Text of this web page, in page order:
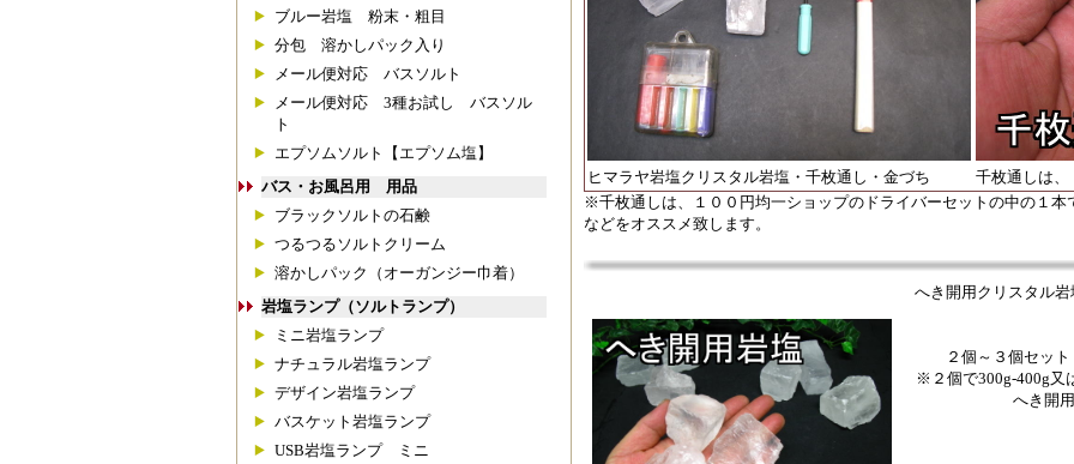
ブルー岩塩 粉末・粗目
分包 溶かしパック入り
メール便対応 バスソルト
メール便対応 3種お試し バスソル
ト
エプソムソルト【エプソム塩】
バス・お風呂用 用品
ブラックソルトの石鹸
つるつるソルトクリーム
溶かしパック（オーガンジー巾着）
岩塩ランプ（ソルトランプ）
ミニ岩塩ランプ
ナチュラル岩塩ランプ
デザイン岩塩ランプ
バスケット岩塩ランプ
USB岩塩ランプ ミニ
ヒマラヤ岩塩クリスタル岩塩・千枚通し・金づち
千枚通しは、
※千枚通しは、１００円均一ショップのドライバーセットの中の１
などをオススメ致します。
へき開用クリスタル
２個～３個セッ
※２個で300g-400g又
へき開